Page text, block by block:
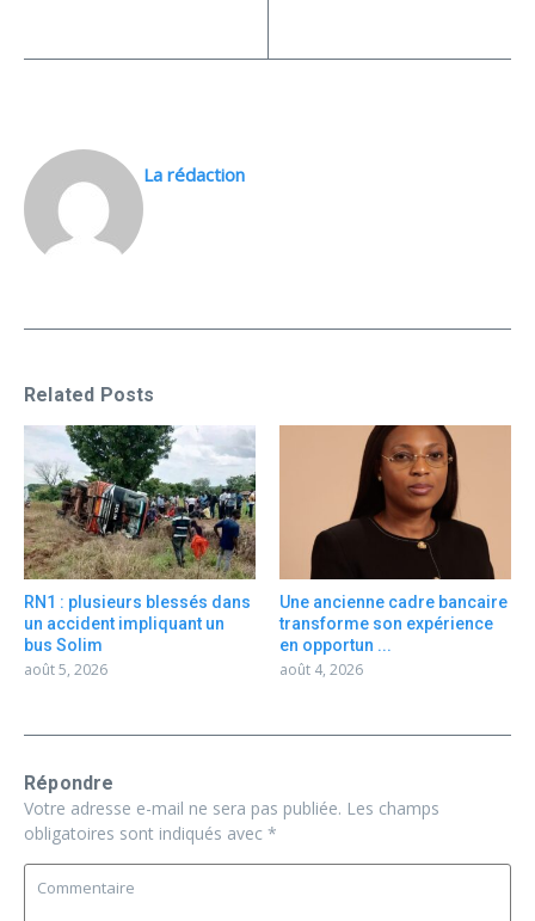
La rédaction
Related Posts
RN1 : plusieurs blessés dans
un accident impliquant un
bus Solim
août 5, 2026
Une ancienne cadre bancaire
transforme son expérience
en opportun ...
août 4, 2026
Répondre
Votre adresse e-mail ne sera pas publiée. Les champs
obligatoires sont indiqués avec *